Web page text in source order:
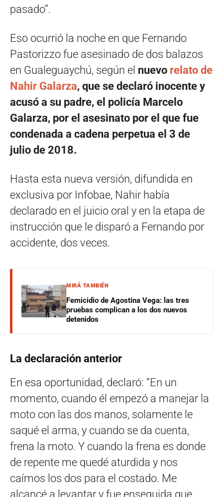
pasado”.
Eso ocurrió la noche en que Fernando
Pastorizzo fue asesinado de dos balazos
en Gualeguaychú, según el nuevo relato de
Nahir Galarza, que se declaró inocente y
acusó a su padre, el policía Marcelo
Galarza, por el asesinato por el que fue
condenada a cadena perpetua el 3 de
julio de 2018.
Hasta esta nueva versión, difundida en
exclusiva por Infobae, Nahir había
declarado en el juicio oral y en la etapa de
instrucción que le disparó a Fernando por
accidente, dos veces.
MIRÁ TAMBIÉN
Femicidio de Agostina Vega: las tres
pruebas complican a los dos nuevos
detenidos
La declaración anterior
En esa oportunidad, declaró: “En un
momento, cuando él empezó a manejar la
moto con las dos manos, solamente le
saqué el arma, y cuando se da cuenta,
frena la moto. Y cuando la frena es donde
de repente me quedé aturdida y nos
caímos los dos para el costado. Me
alcancé a levantar y fue enseguida que